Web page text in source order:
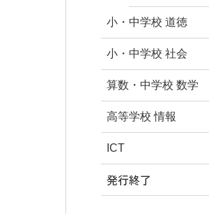
小・中学校 道徳
どうとくのひ
ろば
どうする？
くだ先生！
―マンガで
どうする？と
くだ先生！2
小・中学校 社会
社会科NAVI
マンガでわか
る社会科授
社会科NAVIプ
ラス
算数・中学校 数学
ROOT
習状況調査
教科書活用の
ポイント
高等学校 情報
n
情報科プラ
ICT
つなぐ つなが
る ICT
発行終了